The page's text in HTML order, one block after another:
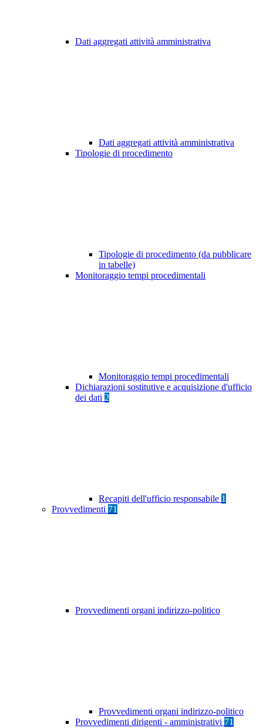
Dati aggregati attività amministrativa
Dati aggregati attività amministrativa
Tipologie di procedimento
Tipologie di procedimento (da pubblicare
in tabelle)
Monitoraggio tempi procedimentali
Monitoraggio tempi procedimentali
Dichiarazioni sostitutive e acquisizione d'ufficio
dei dati 2
Recapiti dell'ufficio responsabile 1
Provvedimenti 71
Provvedimenti organi indirizzo-politico
Provvedimenti organi indirizzo-politico
Provvedimenti dirigenti - amministrativi 71